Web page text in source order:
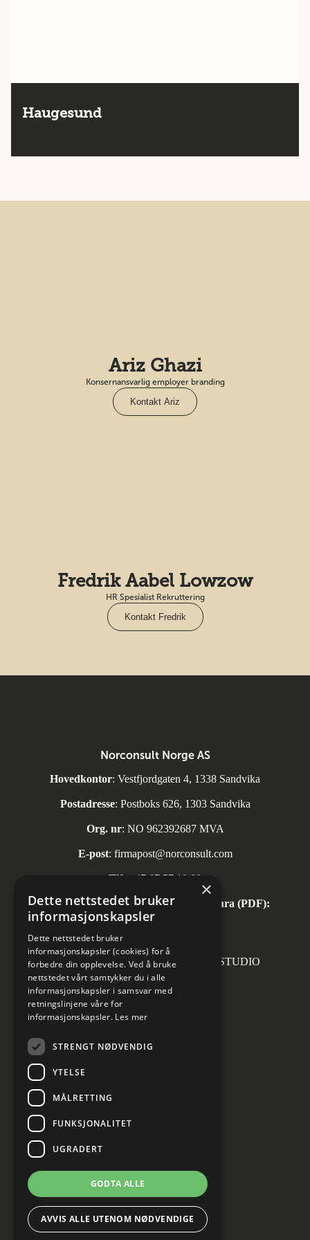
Haugesund
Ariz Ghazi
Konsernansvarlig employer branding
Kontakt Ariz
Fredrik Aabel Lowzow
HR Spesialist Rekruttering
Kontakt Fredrik
Norconsult Norge AS
Hovedkontor: Vestfjordgaten 4, 1338 Sandvika
Postadresse: Postboks 626, 1303 Sandvika
Org. nr: NO 962392687 MVA
E-post: firmapost@norconsult.com
Tlf: +47 67 57 10 00
Automatisk mottak av inngående faktura (PDF):
invoice.no@norconsult.com
Forsidefoto: RASMUS HJORTSHOJ STUDIO
Cookies innstillinger
×
Dette nettstedet bruker
informasjonskapsler
Dette nettstedet bruker
informasjonskapsler (cookies) for å
forbedre din opplevelse. Ved å bruke
nettstedet vårt samtykker du i alle
informasjonskapsler i samsvar med
retningslinjene våre for
informasjonskapsler. Les mer
STRENGT NØDVENDIG
YTELSE
MÅLRETTING
FUNKSJONALITET
UGRADERT
GODTA ALLE
AVVIS ALLE UTENOM NØDVENDIGE